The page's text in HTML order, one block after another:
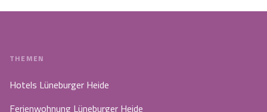
THEMEN
Hotels Lüneburger Heide
Ferienwohnung Lüneburger Heide